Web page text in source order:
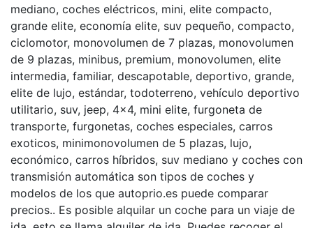
mediano, coches eléctricos, mini, elite compacto,
grande elite, economía elite, suv pequeño, compacto,
ciclomotor, monovolumen de 7 plazas, monovolumen
de 9 plazas, minibus, premium, monovolumen, elite
intermedia, familiar, descapotable, deportivo, grande,
elite de lujo, estándar, todoterreno, vehículo deportivo
utilitario, suv, jeep, 4×4, mini elite, furgoneta de
transporte, furgonetas, coches especiales, carros
exoticos, minimonovolumen de 5 plazas, lujo,
económico, carros híbridos, suv mediano y coches con
transmisión automática son tipos de coches y
modelos de los que autoprio.es puede comparar
precios.. Es posible alquilar un coche para un viaje de